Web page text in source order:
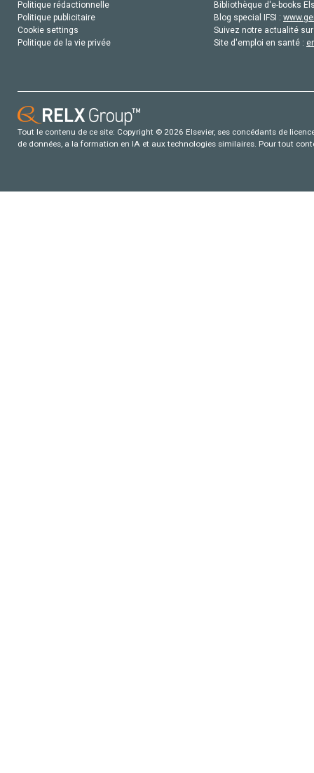
Politique rédactionnelle
Politique publicitaire
Cookie settings
Politique de la vie privée
Bibliothèque d'e-books
Blog special IFSI :
Suivez notre actualité
Site d'emploi en santé :
Tout le contenu de ce site: Copyright © 2026 Elsevier, ses concédants de
de données, a la formation en IA et aux technologies similaires. Pour tout